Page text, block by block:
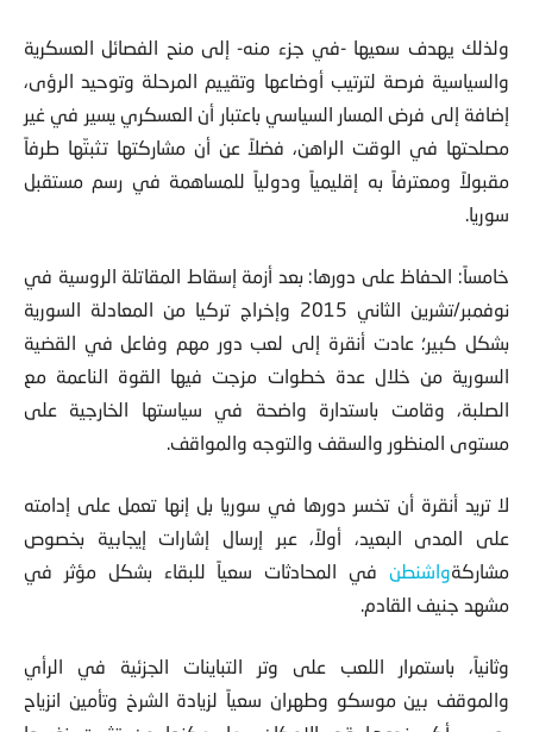
ولذلك يهدف سعيها -في جزء منه- إلى منح الفصائل العسكرية
والسياسية فرصة لترتيب أوضاعها وتقييم المرحلة وتوحيد الرؤى،
إضافة إلى فرض المسار السياسي باعتبار أن العسكري يسير في غير
مصلحتها في الوقت الراهن، فضلاً عن أن مشاركتها تثبتّها طرفاً
مقبولاً ومعترفاً به إقليمياً ودولياً للمساهمة في رسم مستقبل
خامساً: الحفاظ على دورها: بعد أزمة إسقاط المقاتلة الروسية في
نوفمبر/تشرين الثاني 2015 وإخراج تركيا من المعادلة السورية
بشكل كبير؛ عادت أنقرة إلى لعب دور مهم وفاعل في القضية
السورية من خلال عدة خطوات مزجت فيها القوة الناعمة مع
الصلبة، وقامت باستدارة واضحة في سياستها الخارجية على
لا تريد أنقرة أن تخسر دورها في سوريا بل إنها تعمل على إدامته
على المدى البعيد، أولاً، عبر إرسال إشارات إيجابية بخصوص
مشاركة
واشنطنفي المحادثات سعياً للبقاء بشكل مؤثر في
وثانياً، باستمرار اللعب على وتر التباينات الجزئية في الرأي
والموقف بين موسكو وطهران سعياً لزيادة الشرخ وتأمين انزياح